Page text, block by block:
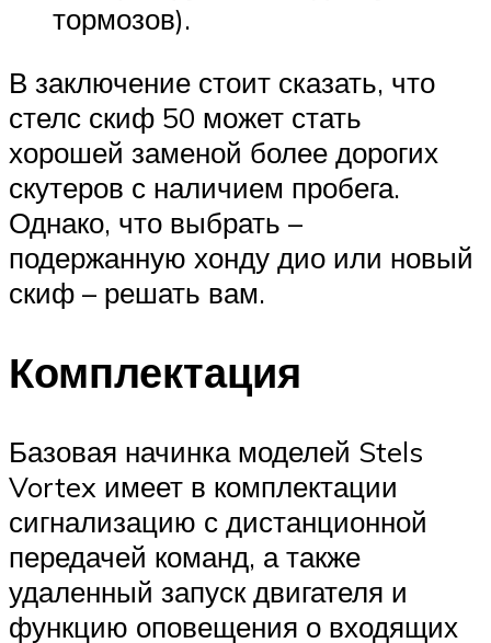
тормозов).
В заключение стоит сказать, что
стелс скиф 50 может стать
хорошей заменой более дорогих
скутеров с наличием пробега.
Однако, что выбрать –
подержанную хонду дио или новый
скиф – решать вам.
Комплектация
Базовая начинка моделей Stels
Vortex имеет в комплектации
сигнализацию с дистанционной
передачей команд, а также
удаленный запуск двигателя и
функцию оповещения о входящих